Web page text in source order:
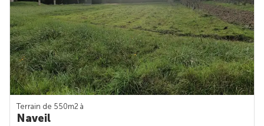
Terrain de 550m2 à
Naveil